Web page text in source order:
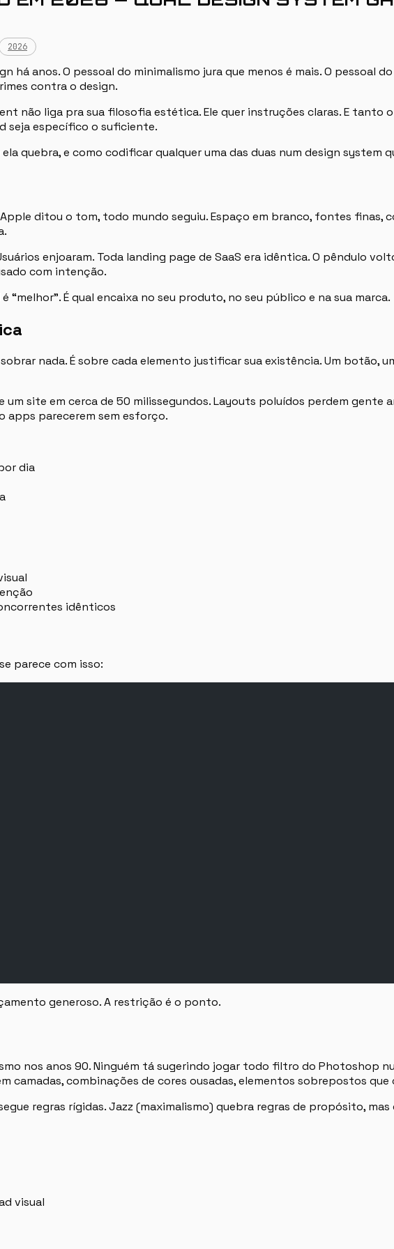
2026
anos. O pessoal do minimalismo jura que menos é mais. O pessoal
contra o design.
não liga pra sua filosofia estética. Ele quer instruções claras. E tanto
seja específico o suficiente.
quebra, e como codificar qualquer uma das duas num design system
ditou o tom, todo mundo seguiu. Espaço em branco, fontes finas,
enjoaram. Toda landing page de SaaS era idêntica. O pêndulo
com intenção.
É qual encaixa no seu produto, no seu público e na sua marca.
nada. É sobre cada elemento justificar sua existência. Um botão,
site em cerca de 50 milissegundos. Layouts poluídos perdem gente
apps parecerem sem esforço.
dia
idênticos
parece com isso:
generoso. A restrição é o ponto.
nos anos 90. Ninguém tá sugerindo jogar todo filtro do Photoshop
combinações de cores ousadas, elementos sobrepostos
regras rígidas. Jazz (maximalismo) quebra regras de propósito,
visual